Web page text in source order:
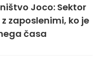
Joco: Sektor
zaposlenimi, ko je
časa